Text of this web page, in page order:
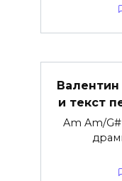
и текст
Am Am/